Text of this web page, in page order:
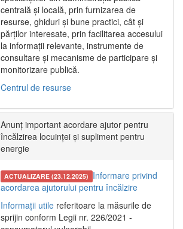
centrală și locală, prin furnizarea de
resurse, ghiduri și bune practici, cât și
părților interesate, prin facilitarea accesului
la informații relevante, instrumente de
consultare și mecanisme de participare și
monitorizare publică.
Centrul de resurse
Anunț important acordare ajutor pentru
încălzirea locuinței și supliment pentru
energie
ACTUALIZARE (23.12.2025) Informare privind
acordarea ajutorului pentru încălzire
Informații utile referitoare la măsurile de
sprijin conform Legii nr. 226/2021 -